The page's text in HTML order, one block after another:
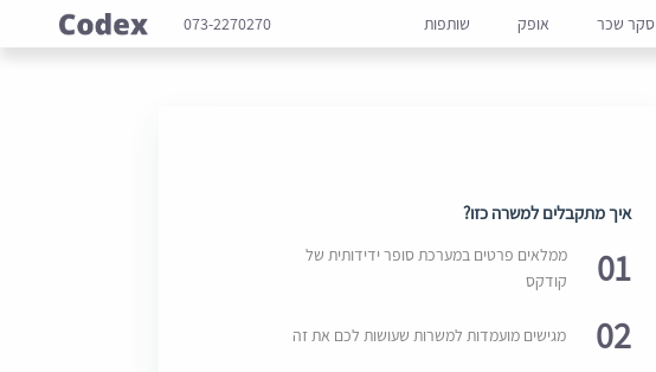
סקר שכר אופק שותפות 073-2270270
איך מתקבלים למשרה כזו?
01
ממלאים פרטים במערכת סופר ידידותית של
קודקס
02 מגישים מועמדות למשרות שעושות לכם את זה